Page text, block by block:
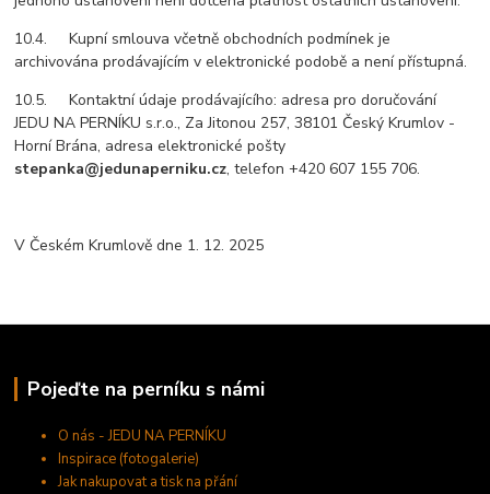
10.4. Kupní smlouva včetně obchodních podmínek je
archivována prodávajícím v elektronické podobě a není přístupná.
10.5. Kontaktní údaje prodávajícího: adresa pro doručování
JEDU NA PERNÍKU s.r.o., Za Jitonou 257, 38101 Český Krumlov -
Horní Brána, adresa elektronické pošty
stepanka@jedunaperniku.cz, telefon +420 607 155 706.
V Českém Krumlově dne 1. 12. 2025
Pojeďte na perníku s námi
O nás - JEDU NA PERNÍKU
Inspirace (fotogalerie)
Jak nakupovat a tisk na přání